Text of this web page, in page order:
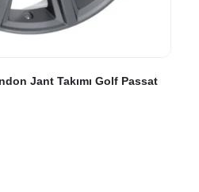
Jant Takımı Golf Passat